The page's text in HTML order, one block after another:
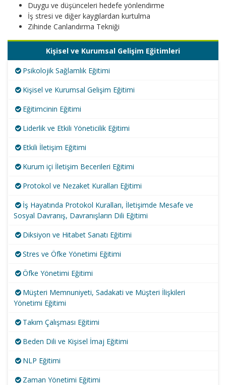
Duygu ve düşünceleri hedefe yönlendirme
İş stresi ve diğer kaygılardan kurtulma
Zihinde Canlandırma Tekniği
Kişisel ve Kurumsal Gelişim Eğitimleri
Psikolojik Sağlamlık Eğitimi
Kişisel ve Kurumsal Gelişim Eğitimi
Eğitimcinin Eğitimi
Liderlik ve Etkili Yöneticilik Eğitimi
Etkili İletişim Eğitimi
Kurum içi İletişim Becerileri Eğitimi
Protokol ve Nezaket Kuralları Eğitimi
İş Hayatında Protokol Kuralları, İletişimde Mesafe ve
Sosyal Davranış, Davranışların Dili Eğitimi
Diksiyon ve Hitabet Sanatı Eğitimi
Stres ve Öfke Yönetimi Eğitimi
Öfke Yönetimi Eğitimi
Müşteri Memnuniyeti, Sadakati ve Müşteri İlişkileri
Yönetimi Eğitimi
Takım Çalışması Eğitimi
Beden Dili ve Kişisel İmaj Eğitimi
NLP Eğitimi
Zaman Yönetimi Eğitimi